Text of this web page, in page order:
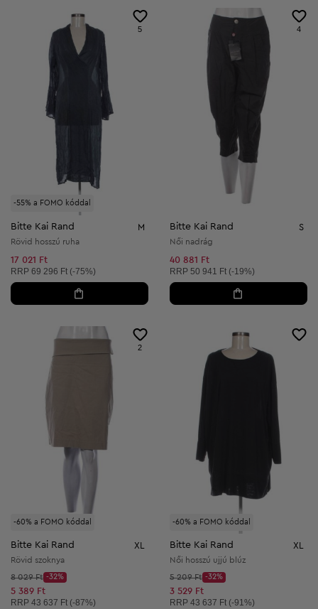
-55% a FOMO kóddal
5
Bitte Kai Rand M
Rövid hosszú ruha
17 021 Ft
Ajánlott ár:
RRP 69 296 Ft (-75%)
4
Bitte Kai Rand S
Női nadrág
40 881 Ft
Ajánlott ár:
RRP 50 941 Ft (-19%)
-60% a FOMO kóddal
2
Bitte Kai Rand XL
Rövid szoknya
Kezdő ár:
8 029 Ft
Discount Price:
-32%
Csökkentett ár:
5 389 Ft
Ajánlott ár:
RRP 43 637 Ft (-87%)
-60% a FOMO kóddal
Bitte Kai Rand XL
Női hosszú ujjú blúz
Kezdő ár:
5 209 Ft
Discount Price:
-32%
Csökkentett ár:
3 529 Ft
Ajánlott ár:
RRP 43 637 Ft (-91%)